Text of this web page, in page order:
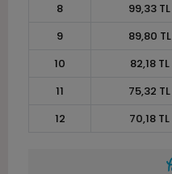
8
99,33 TL
9
89,80 TL
10
82,18 TL
11
75,32 TL
12
70,18 TL